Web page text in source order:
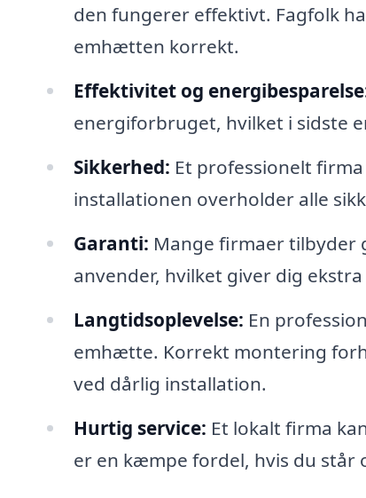
den fungerer effektivt. Fagfolk
emhætten korrekt.
Effektivitet og
energiforbruget, hvilket i sidste
Sikkerhed: Et professionelt
installationen overholder alle
Garanti: Mange firmaer tilbyder
anvender, hvilket giver dig
Langtidsoplevelse: En
emhætte. Korrekt montering
ved dårlig installation.
Hurtig service: Et lokalt firma
er en kæmpe fordel, hvis du